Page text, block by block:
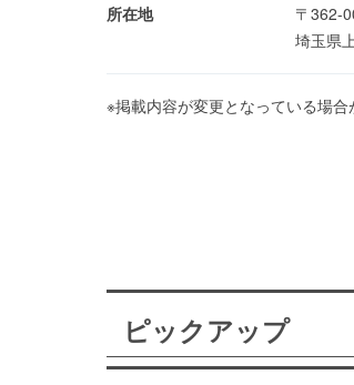
所在地
〒362-
埼玉県
※掲載内容が変更となっている場
ピックアップ